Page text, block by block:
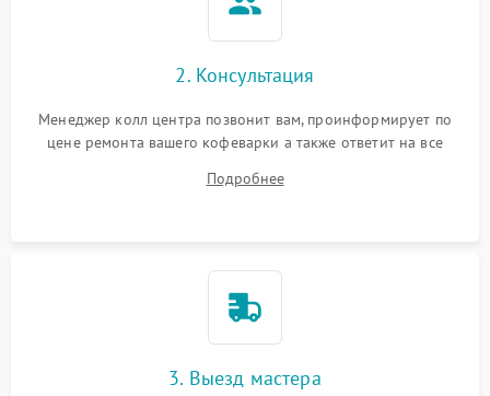
2. Консультация
Менеджер колл центра позвонит вам, проинформирует по
цене ремонта вашего кофеварки а также ответит на все
Подробнее
3. Выезд мастера